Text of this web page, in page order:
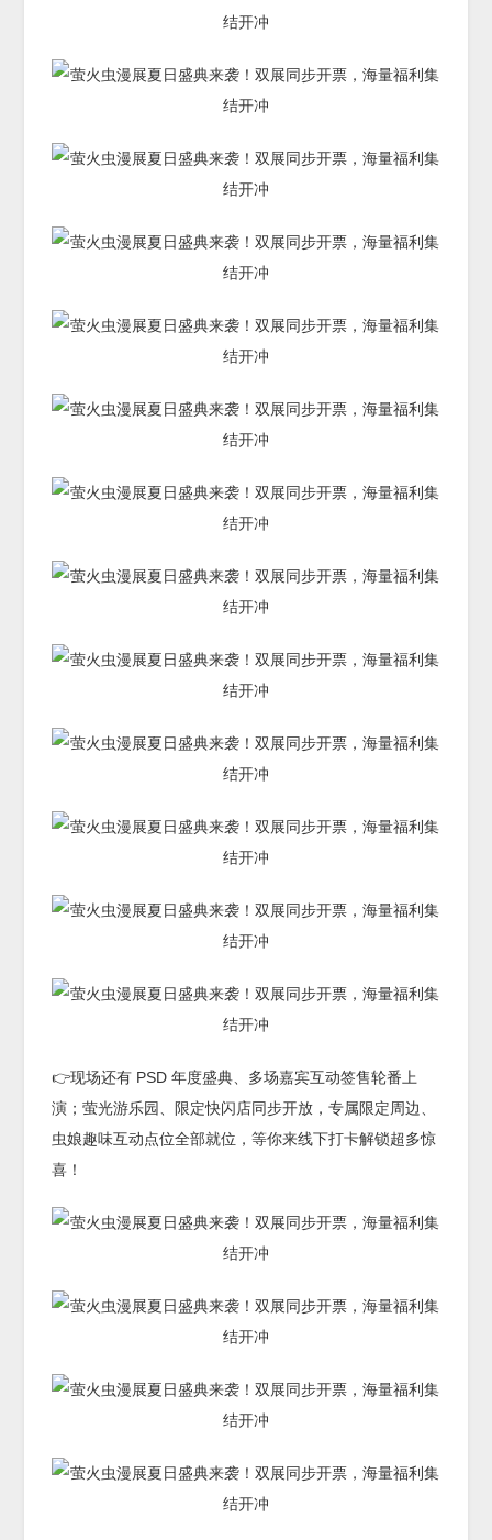
👉现场还有 PSD 年度盛典、多场嘉宾互动签售轮番上
演；萤光游乐园、限定快闪店同步开放，专属限定周边、
虫娘趣味互动点位全部就位，等你来线下打卡解锁超多惊
喜！